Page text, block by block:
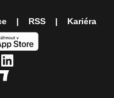
RSS Kariéra